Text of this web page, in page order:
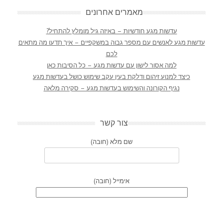
מאמרים אחרונים
עדשות מגע חודשיות – באיזה גיל מומלץ להתחיל?
עדשות מגע לאנשים עם מספר גבוה במשקפיים – איך תדעו מה מתאים
לכם
למה אסור לישון עם עדשות מגע – כל הסיבות כאן
כיצד למנוע זיהום ודלקת בעין עקב שימוש כושל בעדשות מגע
נגיף הקורונה והשימוש בעדשות מגע – סקירה מלאה
צור קשר
שם מלא (חובה)
אימייל (חובה)